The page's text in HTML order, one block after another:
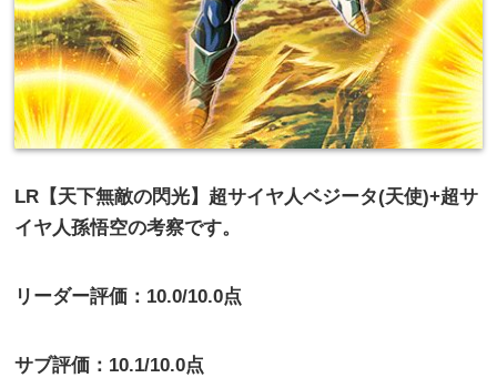
LR【天下無敵の閃光】超サイヤ人ベジータ(天使)+超サ
イヤ人孫悟空の考察です。
リーダー評価：10.0/10.0点
サブ評価：10.1/10.0点